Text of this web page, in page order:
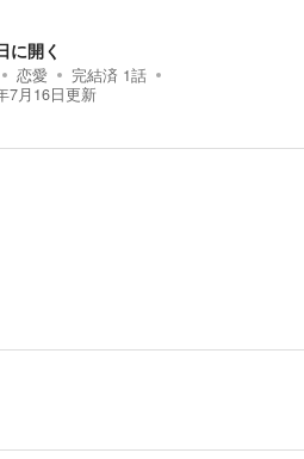
に開く
恋愛 完結済 1話
7月16日更新